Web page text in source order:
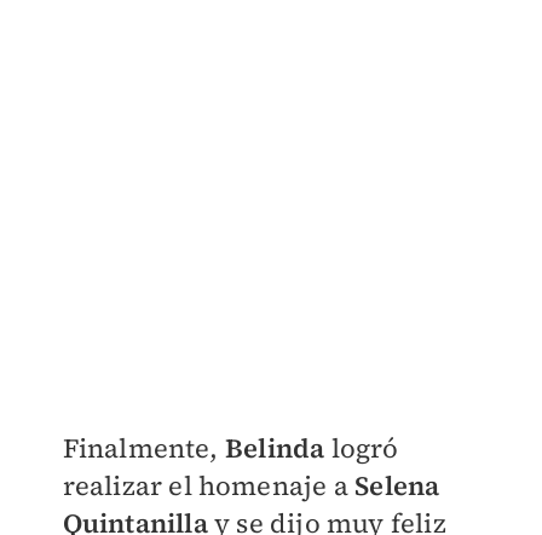
Finalmente, Belinda logró
realizar el homenaje a Selena
Quintanillay se dijo muy feliz